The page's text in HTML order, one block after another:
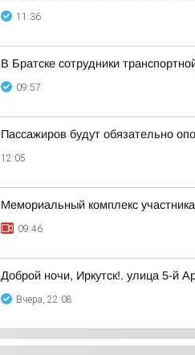
11:36
В Братске сотрудники
09:57
Пассажиров будут обязательно
12:05
Мемориальный комплекс
09:46
Доброй ночи, Иркутск!. улица 5-й
Вчера, 22:08